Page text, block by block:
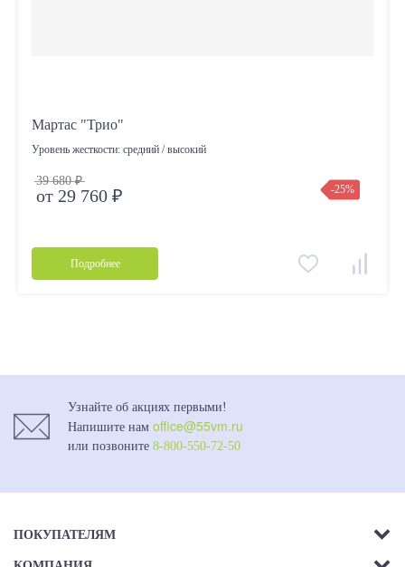
Мартас "Трио"
Уровень жесткости: средний / высокий
39 680 ₽
от 29 760 ₽ -25%
Подробнее
Узнайте об акциях первыми!
Напишите нам office@55vm.ru
или позвоните 8-800-550-72-50
ПОКУПАТЕЛЯМ